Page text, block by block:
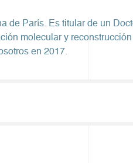
de París. Es titular de un
molecular y
en 2017.